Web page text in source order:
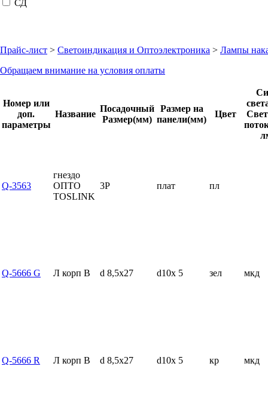
СД
Прайс-лист > Светоиндикация и Оптоэлектроника > Лампы
Обращаем внимание на условия оплаты
Номер или
доп.
параметры
Название
Посадочный
Размер(мм)
Размер на
панели(мм)
Цвет
Q-3563
гнездо
ОПТО
TOSLINK
3P плат пл
Q-5666 G Л корп В d 8,5x27 d10x 5 зел мкд
Q-5666 R Л корп В d 8,5x27 d10x 5 кр мкд